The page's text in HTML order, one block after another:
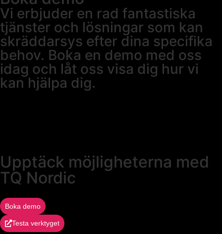
Vi erbjuder en rad fantastiska
tjänster och lösningar som kan
skräddarsys efter dina specifika
behov. Boka en demo med oss
idag och låt oss visa dig hur vi
kan hjälpa dig.
Upptäck möjligheterna med
TQ Nordic
Boka demo
Testa verktyget